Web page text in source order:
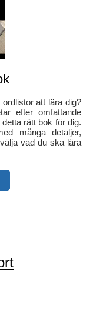
att lära dig?
efter omfattande
rätt bok för dig.
många detaljer,
vad du ska lära